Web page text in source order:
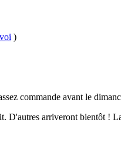
)
commande avant le
D'autres arriveront bientôt !